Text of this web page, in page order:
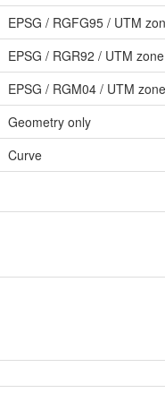
EPSG/ RGFG95 / UTM
EPSG/ RGR92 / UTM
EPSG/ RGM04 / UTM
Geometry only
Curve